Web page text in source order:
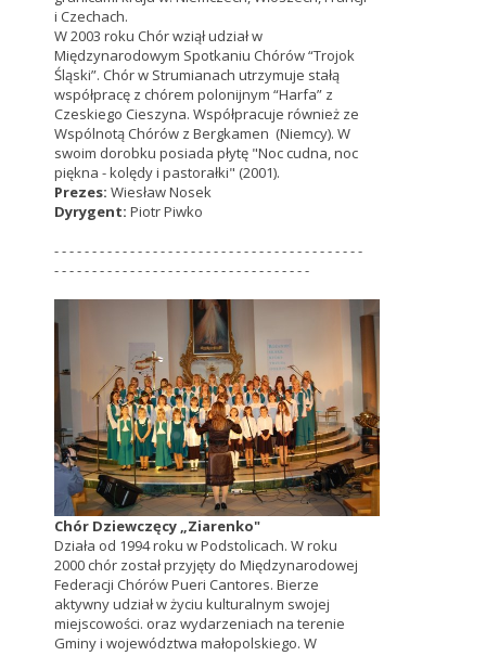
i Czechach.
W 2003 roku Chór wziął udział w
Międzynarodowym Spotkaniu Chórów “Trojok
Śląski”. Chór w Strumianach utrzymuje stałą
współpracę z chórem polonijnym “Harfa” z
Czeskiego Cieszyna. Współpracuje również ze
Wspólnotą Chórów z Bergkamen (Niemcy). W
swoim dorobku posiada płytę "Noc cudna, noc
piękna - kolędy i pastorałki" (2001).
Prezes: Wiesław Nosek
Dyrygent: Piotr Piwko
- - - - - - - - - - - - - - - - - - - - - - - - - - - - - - - - - - - - - - - - -
- - - - - - - - - - - - - - - - - - - - - - - - - - - - - - - - - -
Chór Dziewczęcy „Ziarenko"
Działa od 1994 roku w Podstolicach. W roku
2000 chór został przyjęty do Międzynarodowej
Federacji Chórów Pueri Cantores. Bierze
aktywny udział w życiu kulturalnym swojej
miejscowości. oraz wydarzeniach na terenie
Gminy i województwa małopolskiego. W